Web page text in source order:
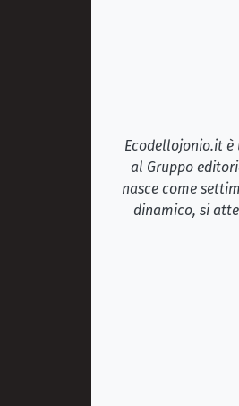
Ecodellojonio.it è
al Gruppo
nasce come
dinamico, si